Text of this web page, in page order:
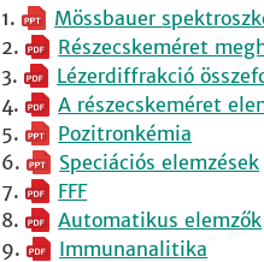
Mössbauer
Részecskeméret
Lézerdiffrakció
A részecskeméret
Pozitronkémia
Speciációs elemzések
FFF
Automatikus elemzők
Immunanalitika